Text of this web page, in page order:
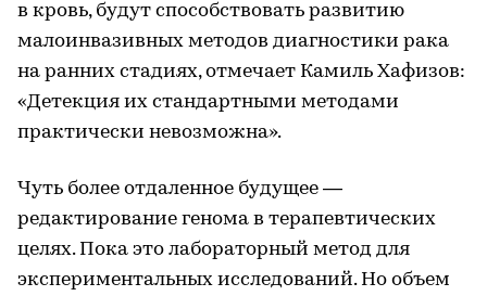
в кровь, будут способствовать развитию
малоинвазивных методов диагностики рака
на ранних стадиях, отмечает Камиль Хафизов:
«Детекция их стандартными методами
практически невозможна».
Чуть более отдаленное будущее —
редактирование генома в терапевтических
целях. Пока это лабораторный метод для
экспериментальных исследований. Но объем